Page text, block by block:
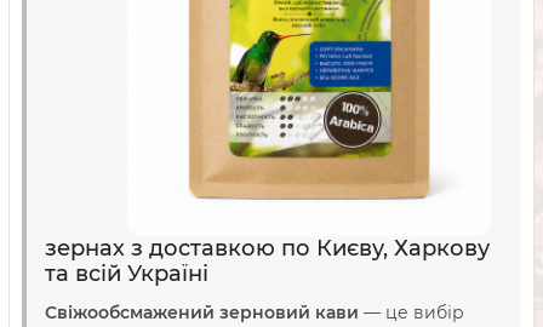
зернах з доставкою по Києву, Харкову
та всій Україні
Свіжообсмажений зерновий кави — це вибір